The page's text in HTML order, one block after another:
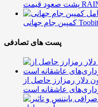
کمپین جام جهانی Toobit
پست های تصادفی
پی توقیف ۲۵ میلیون دلار رمزارز حاصل از
عاشقانه است